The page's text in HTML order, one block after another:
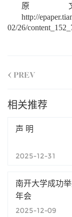
原
http://
02/26/
< PREV
相关推荐
声 明
2025-12-31
南开大学成功
年会
2025-12-09